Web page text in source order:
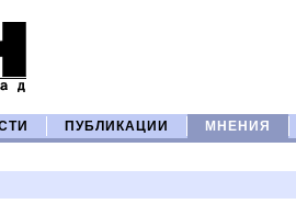
ПУБЛИКАЦИИ МНЕНИЯ